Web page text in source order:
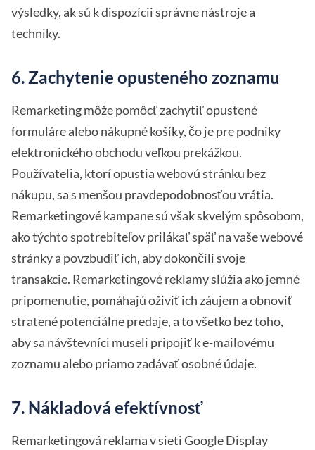
výsledky, ak sú k dispozícii správne nástroje a
techniky.
6. Zachytenie opusteného zoznamu
Remarketing môže pomôcť zachytiť opustené
formuláre alebo nákupné košíky, čo je pre podniky
elektronického obchodu veľkou prekážkou.
Používatelia, ktorí opustia webovú stránku bez
nákupu, sa s menšou pravdepodobnosťou vrátia.
Remarketingové kampane sú však skvelým spôsobom,
ako týchto spotrebiteľov prilákať späť na vaše webové
stránky a povzbudiť ich, aby dokončili svoje
transakcie. Remarketingové reklamy slúžia ako jemné
pripomenutie, pomáhajú oživiť ich záujem a obnoviť
stratené potenciálne predaje, a to všetko bez toho,
aby sa návštevníci museli pripojiť k e-mailovému
zoznamu alebo priamo zadávať osobné údaje.
7. Nákladová efektívnosť
Remarketingová reklama v sieti Google Display